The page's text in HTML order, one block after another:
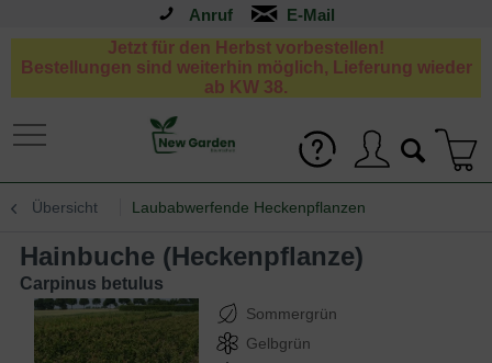
Anruf
Jetzt für den Herbst vorbestellen!
Bestellungen sind weiterhin möglich, Lieferung wieder
ab KW 38.
Übersicht Laubabwerfende Heckenpflanzen
Hainbuche (Heckenpflanze)
Carpinus betulus
Sommergrün
Gelbgrün